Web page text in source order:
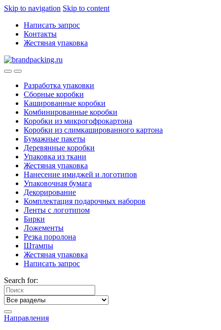
Skip to navigation Skip to content
Написать запрос
Контакты
Жестяная упаковка
Разработка упаковки
Сборные коробки
Кашированные коробки
Комбинированные коробки
Коробки из микрогофрокартона
Коробки из слимкашированного картона
Бумажные пакеты
Деревянные коробки
Упаковка из ткани
Жестяная упаковка
Нанесение имиджей и логотипов
Упаковочная бумага
Декорирование
Комплектация подарочных наборов
Ленты с логотипом
Бирки
Ложементы
Резка поролона
Штампы
Жестяная упаковка
Написать запрос
Search for:
Направления